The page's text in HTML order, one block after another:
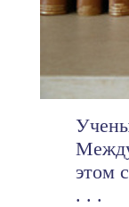
этом
. . .